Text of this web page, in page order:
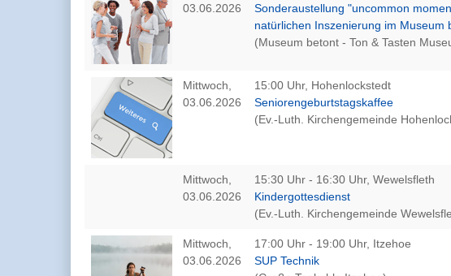
03.06.2026
Sonderaustellung "uncommon
natürlichen Inszenierung im Museum
(Museum betont - Ton & Tasten
Mittwoch,
03.06.2026
15:00 Uhr, Hohenlockstedt
Seniorengeburtstagskaffee
(Ev.-Luth. Kirchengemeinde
Mittwoch,
03.06.2026
15:30 Uhr - 16:30 Uhr, Wewelsfleth
Kindergottesdienst
(Ev.-Luth. Kirchengemeinde
Mittwoch,
03.06.2026
17:00 Uhr - 19:00 Uhr, Itzehoe
SUP Technik